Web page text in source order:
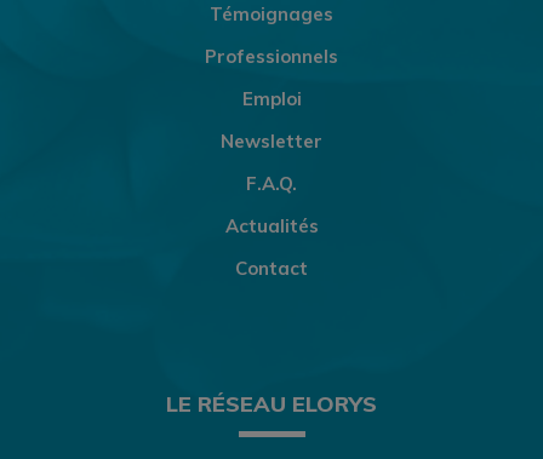
Témoignages
Professionnels
Emploi
Newsletter
F.A.Q.
Actualités
Contact
LE RÉSEAU ELORYS